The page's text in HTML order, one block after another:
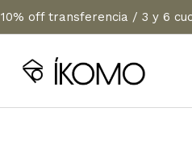
off transferencia / 3 y 6